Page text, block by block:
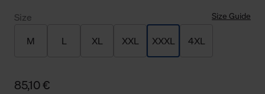
Size Size Guide
M L XL XXL XXXL 4XL
85,10 €